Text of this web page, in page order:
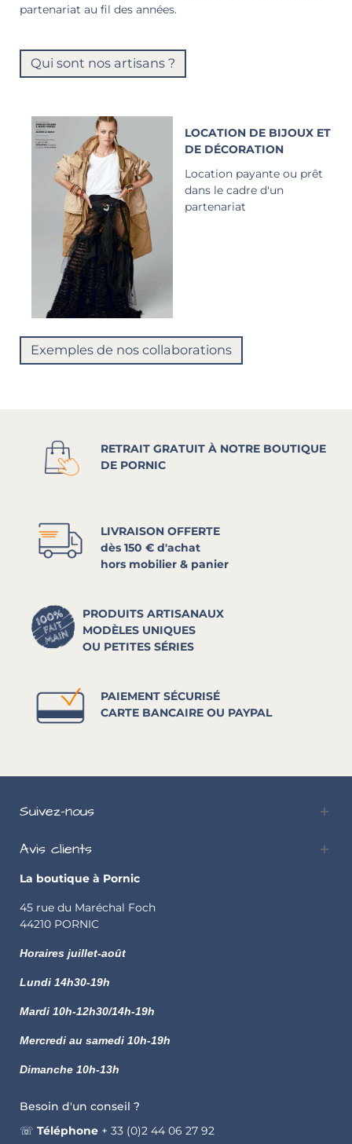
partenariat au fil des années.
Qui sont nos artisans ?
LOCATION DE BIJOUX ET
DE DÉCORATION
Location payante ou prêt
dans le cadre d'un
partenariat
Exemples de nos collaborations
RETRAIT GRATUIT À NOTRE BOUTIQUE
DE PORNIC
LIVRAISON OFFERTE
dès 150 € d'achat
hors mobilier & panier
PRODUITS ARTISANAUX
MODÈLES UNIQUES
OU PETITES SÉRIES
PAIEMENT SÉCURISÉ
CARTE BANCAIRE OU PAYPAL
Suivez-nous
Avis clients
La boutique à Pornic
45 rue du Maréchal Foch
44210 PORNIC
Horaires juillet-août
Lundi 14h30-19h
Mardi 10h-12h30/14h-19h
Mercredi au samedi 10h-19h
Dimanche 10h-13h
Besoin d'un conseil ?
☏ Téléphone + 33 (0)2 44 06 27 92